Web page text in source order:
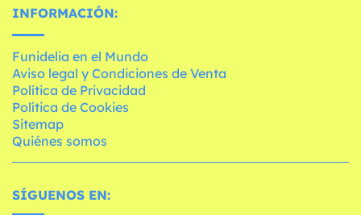
INFORMACIÓN:
Funidelia en el Mundo
Aviso legal y Condiciones de Venta
Política de Privacidad
Política de Cookies
Sitemap
Quiénes somos
SÍGUENOS EN: